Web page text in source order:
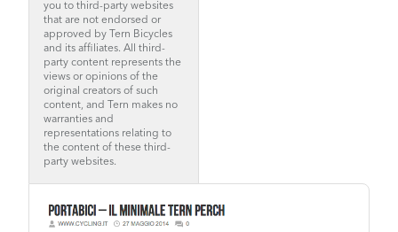
you to third-party websites
that are not endorsed or
approved by Tern Bicycles
and its affiliates. All third-
party content represents the
views or opinions of the
original creators of such
content, and Tern makes no
warranties and
representations relating to
the content of these third-
party websites.